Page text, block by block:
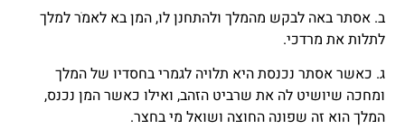
ב. אסתר באה לבקש מהמלך ולהתחנן לו, המן בא לאמֹר למלך
לתלות את מרדכי.
ג. כאשר אסתר נכנסת היא תלויה לגמרי בחסדיו של המלך
ומחכה שיושיט לה את שרביט הזהב, ואילו כאשר המן נכנס,
המלך הוא זה שפונה החוצה ושואל מי בחצר.